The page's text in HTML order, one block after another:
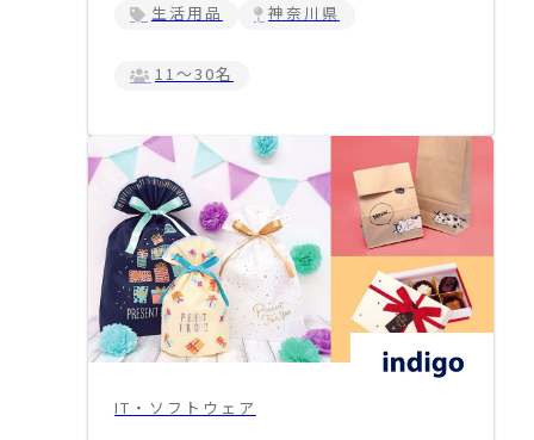
生活用品 神奈川県
11～30名
IT・ソフトウェア